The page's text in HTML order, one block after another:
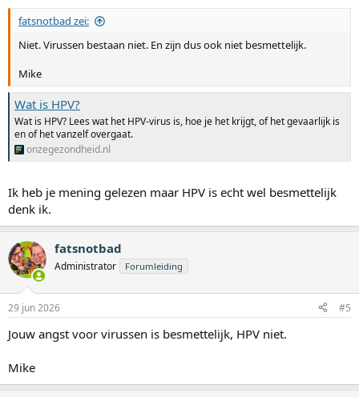
fatsnotbad zei:
Niet. Virussen bestaan niet. En zijn dus ook niet besmettelijk.
Mike
Wat is HPV?
Wat is HPV? Lees wat het HPV-virus is, hoe je het krijgt, of het gevaarlijk is
en of het vanzelf overgaat.
onzegezondheid.nl
Ik heb je mening gelezen maar HPV is echt wel besmettelijk
denk ik.
fatsnotbad
Administrator Forumleiding
29 jun 2026 #5
Jouw angst voor virussen is besmettelijk, HPV niet.
Mike